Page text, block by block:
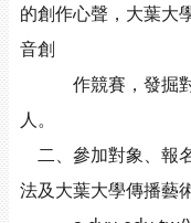
的創作心聲，大葉大
音創
作競賽，發掘對
人。
二、參加對象、報
法及大葉大學傳播藝